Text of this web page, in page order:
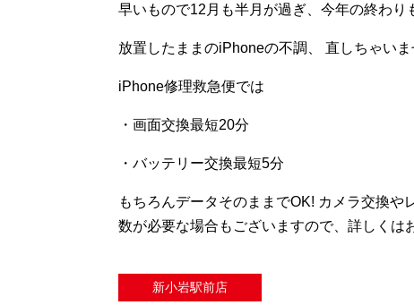
早いもので12月も半月が過ぎ、今年の終わり
放置したままのiPhoneの不調、 直しちゃいま
iPhone修理救急便では
・画面交換最短20分
・バッテリー交換最短5分
もちろんデータそのままでOK! カメラ交換や
数が必要な場合もございますので、詳しくは
新小岩駅前店